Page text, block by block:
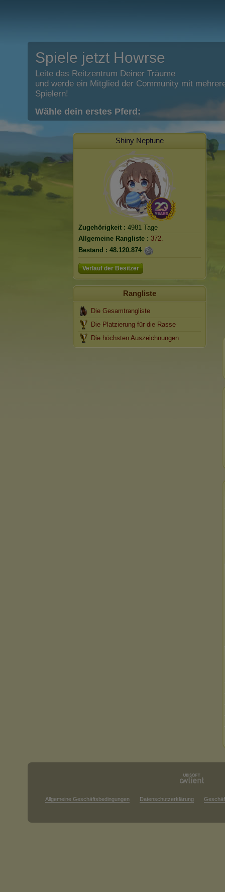
Spiele jetzt Howrse
Leite das Reitzentrum Deiner Träume
und werde ein Mitglied der Community mit
Spielern!
Wähle dein erstes Pferd:
Shiny Neptune
Zugehörigkeit : 4981 Tage
Allgemeine Rangliste : 372.
Bestand : 48.120.874
Verlauf der Besitzer
Rangliste
Die Gesamtrangliste
Die Platzierung für die Rasse
Die höchsten Auszeichnungen
Allgemeine Geschäftsbedingungen Datenschutzerklärung